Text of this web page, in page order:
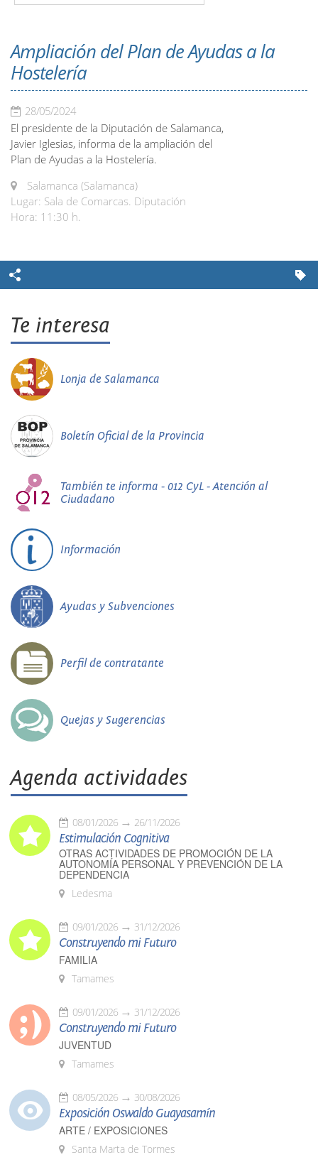
Ampliación del Plan de Ayudas a la
Hostelería
28/05/2024
El presidente de la Diputación de Salamanca,
Javier Iglesias, informa de la ampliación del
Plan de Ayudas a la Hostelería.
Salamanca (Salamanca)
Lugar: Sala de Comarcas. Diputación
Hora: 11:30 h.
Te interesa
Lonja de Salamanca
Boletín Oficial de la Provincia
También te informa - 012 CyL - Atención al
Ciudadano
Información
Ayudas y Subvenciones
Perfil de contratante
Quejas y Sugerencias
Agenda actividades
08/01/2026 26/11/2026
Estimulación Cognitiva
OTRAS ACTIVIDADES DE PROMOCIÓN DE LA
AUTONOMÍA PERSONAL Y PREVENCIÓN DE LA
DEPENDENCIA
Ledesma
09/01/2026 31/12/2026
Construyendo mi Futuro
FAMILIA
Tamames
09/01/2026 31/12/2026
Construyendo mi Futuro
JUVENTUD
Tamames
08/05/2026 30/08/2026
Exposición Oswaldo Guayasamín
ARTE / EXPOSICIONES
Santa Marta de Tormes